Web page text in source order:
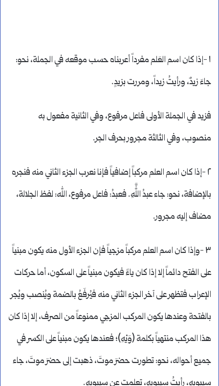
١ -إذا كان اسم العَلم مفرداً أعربناه حسب موقعه في الجملة، نحو:
جاءَ زيدٌ، ورأيتُ زيداً، ومررت بزيدٍ.
فزيد في الجملة الأولى فاعل مرفوع، وفي الثانية مفعول به
منصوب، وفي الثالثة مجرور بحرف الجر.
٢ -إذا كان اسم العلم مركباً إضافياً فإنا نعرب الجزء الثاني منه فنجره
بالإضافة، نحو: جاء عبدُ اللَّهِ. فعبدُ: فاعل مرفوع، الله: لفظ الجلالة،
مضاف إليه مجرور.
٣ -وإذا كان اسم العلم مركباً مزجياً فإن الجزء الأول منه يكون مبنياً
على الفتح دائماً إلا إذا كان ياءً فيكون مبنياً على السكون، أما حركات
الإعراب فتظهر على آخر الجزء الثاني منه فيُرفَعُ بالضمة ويُنصب ويُجر
بالفتحة وعندها يكون المركب المزجي ممنوعاً من الصرف، إلا إذا كان
هذا المركب منتهياً بكلمة (وَيْهِ)؛ فعندها يكون مبنياً على الكسر في
جميع أحواله، نحو: تطورت حضرَ موتَ، ذهبت إلى حضرَ موتَ، جاء
سيبويهِ، رأيتُ سيبويهِ، تعلمت عن سيبويهِ.